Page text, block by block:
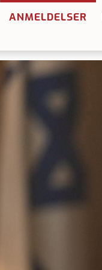
ANMELDELSER